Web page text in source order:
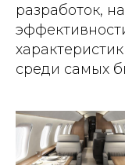
разработок,
среди самых